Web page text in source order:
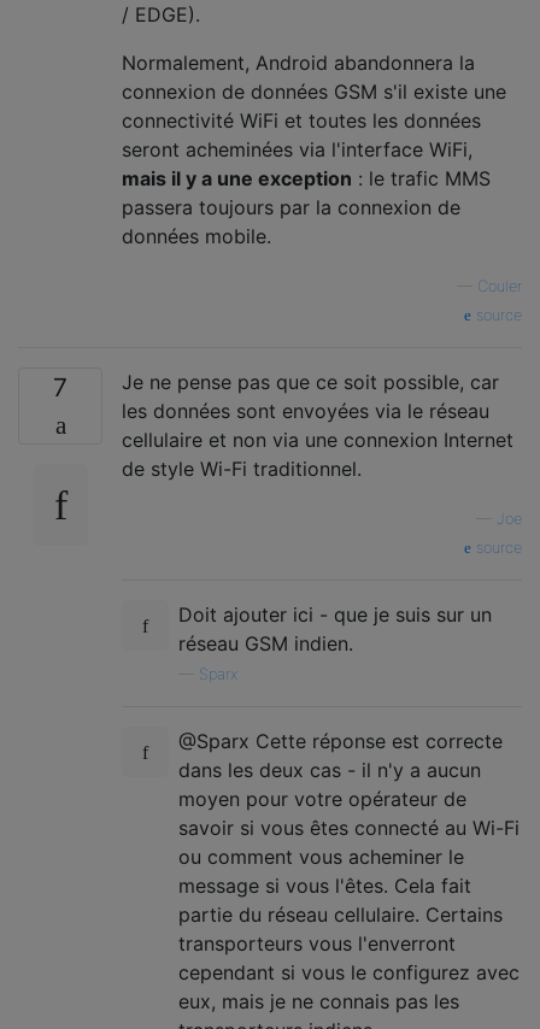
/ EDGE).
Normalement, Android abandonnera la
connexion de données GSM s'il existe une
connectivité WiFi et toutes les données
seront acheminées via l'interface WiFi,
mais il y a une exception : le trafic MMS
passera toujours par la connexion de
données mobile.
Couler
source
7
Je ne pense pas que ce soit possible, car
les données sont envoyées via le réseau
cellulaire et non via une connexion Internet
de style Wi-Fi traditionnel.
Joe
source
Doit ajouter ici - que je suis sur un
réseau GSM indien.
Sparx
@Sparx Cette réponse est correcte
dans les deux cas - il n'y a aucun
moyen pour votre opérateur de
savoir si vous êtes connecté au Wi-Fi
ou comment vous acheminer le
message si vous l'êtes. Cela fait
partie du réseau cellulaire. Certains
transporteurs vous l'enverront
cependant si vous le configurez avec
eux, mais je ne connais pas les